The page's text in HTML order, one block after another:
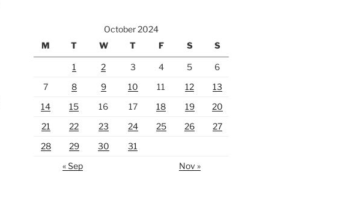
October 2024
M
T W T F S S
1 2 3 4 5
6
7
8 9 10 11 12
13
14
15 16 17 18 19
20
21
22 23 24 25 26
27
28
29 30
31
« Sep
Nov »